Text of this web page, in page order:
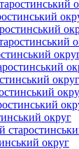
округ
округ
округ